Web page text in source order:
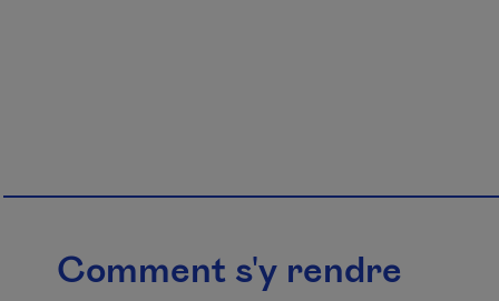
Comment s'y rendre